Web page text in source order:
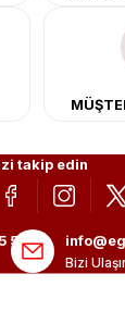
Aracınıza
takip edin
56
Bizi